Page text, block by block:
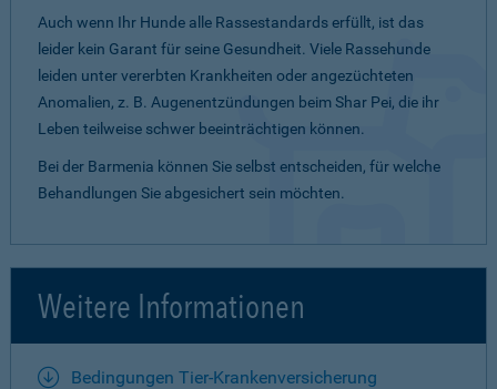
Auch wenn Ihr Hunde alle Rassestandards erfüllt, ist das
leider kein Garant für seine Gesundheit. Viele Rassehunde
leiden unter vererbten Krankheiten oder angezüchteten
Anomalien, z. B. Augenentzündungen beim Shar Pei, die ihr
Leben teilweise schwer beeinträchtigen können.
Bei der Barmenia können Sie selbst entscheiden, für welche
Behandlungen Sie abgesichert sein möchten.
Weitere Informationen
Bedingungen Tier-Krankenversicherung